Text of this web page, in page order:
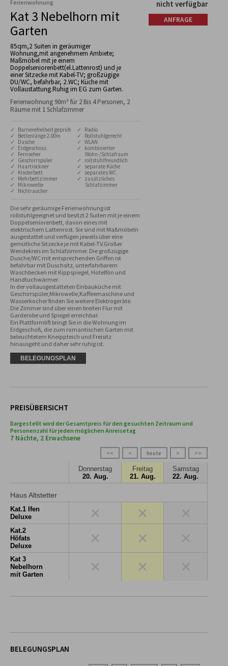
Ferienwohnung
Kat 3 Nebelhorn mit
Garten
85qm,2 Suiten in geräumiger
Wohnung,mit angenehmem Ambiete;
Maßmöbel mit je einem
Doppelseniorenbett(el.Lattenrost) und je
einer Sitzecke mit Kabel-TV; großzügige
DU/WC, befahrbar, 2.WC; Küche mit
Vollaustattung.Ruhig im EG zum Garten.
Ferienwohnung 90m² für 2 Bis 4 Personen, 2
Räume mit 1 Schlafzimmer
✓ Barrierefreiheit geprüft
✓ Bettenlänge 2.00m
✓ Dusche
✓ Erdgeschoss
✓ Fernseher
✓ Geschirrspüler
✓ Haartrockner
✓ Kinderbett
✓ Mehrbettzimmer
✓ Mikrowelle
✓ Nichtraucher
✓ Radio
✓ Rollstuhlgerecht
✓ WLAN
✓ kombinierter
Wohn-/Schlafraum
✓ rollstuhlfreundlich
✓ separate Küche
✓ separates WC
✓ zusätzliches
Schlafzimmer
Die sehr geräumige Ferienwohnung ist
rollstuhlgeeignet und besitzt 2 Suiten mit je einem
Doppelseniorenbett, davon eines mit
elektrischem Lattenrost. Sie sind mit Maßmöbeln
ausgestattet und verfügen jeweils über eine
gemütliche Sitzecke je mit Kabel-TV.Großer
Wendekreis im Schlafzimmer. Die großzügige
Dusche/WC mit entsprechenden Griffen ist
befahrbar mit Duschsitz, unterfahrbarem
Waschbecken mit Kippspiegel, Hotelfön und
Handtuchwärmer.
In der vollausgestatteten Einbauküche mit
Geschirrspüler,Mikrowelle,Kaffeemaschine und
Wasserkocher finden Sie weitere Elektrogeräte.
Die Zimmer sind über einen breiten Flur mit
Garderobe und Spiegel erreichbar.
Ein Plattformlift bringt Sie in die Wohnung im
Erdgeschoß, die zum romantischen Garten mit
beleuchtetem Kneippteich und Freisitz
hinausgeht und daher sehr ruhig ist.
nicht verfügbar
ANFRAGE
BELEGUNGSPLAN
PREISÜBERSICHT
Dargestellt wird der Gesamtpreis für den gesuchten Zeitraum und
Personenzahl für jeden möglichen Anreisetag
7 Nächte, 2 Erwachsene
>>
>
heute
<
<<
Donnerstag
20. Aug.
Freitag
21. Aug.
Samstag
22. Aug.
Haus Altstetter
Kat.1 Ifen
Deluxe
× ×
Kat.2
Höfats
Deluxe
× ×
Kat 3
Nebelhorn
mit Garten
× ×
BELEGUNGSPLAN